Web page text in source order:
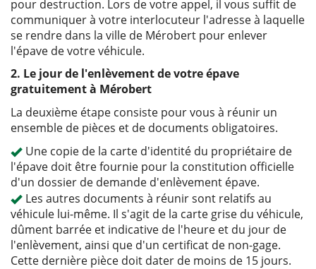
pour destruction. Lors de votre appel, il vous suffit de
communiquer à votre interlocuteur l'adresse à laquelle
se rendre dans la ville de Mérobert pour enlever
l'épave de votre véhicule.
2. Le jour de l'enlèvement de votre épave
gratuitement à Mérobert
La deuxième étape consiste pour vous à réunir un
ensemble de pièces et de documents obligatoires.
Une copie de la carte d'identité du propriétaire de
l'épave doit être fournie pour la constitution officielle
d'un dossier de demande d'enlèvement épave.
Les autres documents à réunir sont relatifs au
véhicule lui-même. Il s'agit de la carte grise du véhicule,
dûment barrée et indicative de l'heure et du jour de
l'enlèvement, ainsi que d'un certificat de non-gage.
Cette dernière pièce doit dater de moins de 15 jours.